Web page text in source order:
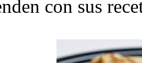
con sus